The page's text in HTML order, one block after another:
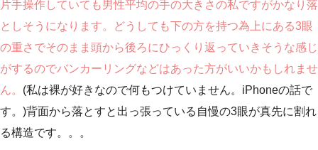
片手操作していても男性平均の手の大きさの私ですがかなり落
としそうになります。どうしても下の方を持つ為上にある3眼
の重さでそのまま頭から後ろにひっくり返っていきそうな感じ
がするのでバンカーリングなどはあった方がいいかもしれませ
ん。 (私は裸が好きなので何もつけていません。iPhoneの話で
す。)背面から落とすと出っ張っている自慢の3眼が真先に割れ
る構造です。。。